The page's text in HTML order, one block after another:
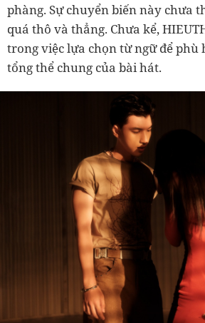
phàng. Sự chuyển biến này chưa
quá thô và thẳng. Chưa kể,
trong việc lựa chọn từ ngữ để phù
tổng thể chung của bài hát.